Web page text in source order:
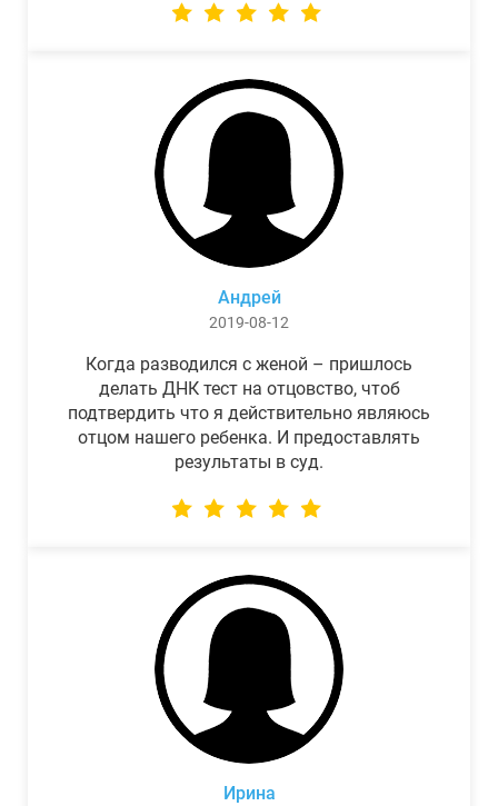
Андрей
2019-08-12
Когда разводился с женой – пришлось
делать ДНК тест на отцовство, чтоб
подтвердить что я действительно являюсь
отцом нашего ребенка. И предоставлять
результаты в суд.
Ирина